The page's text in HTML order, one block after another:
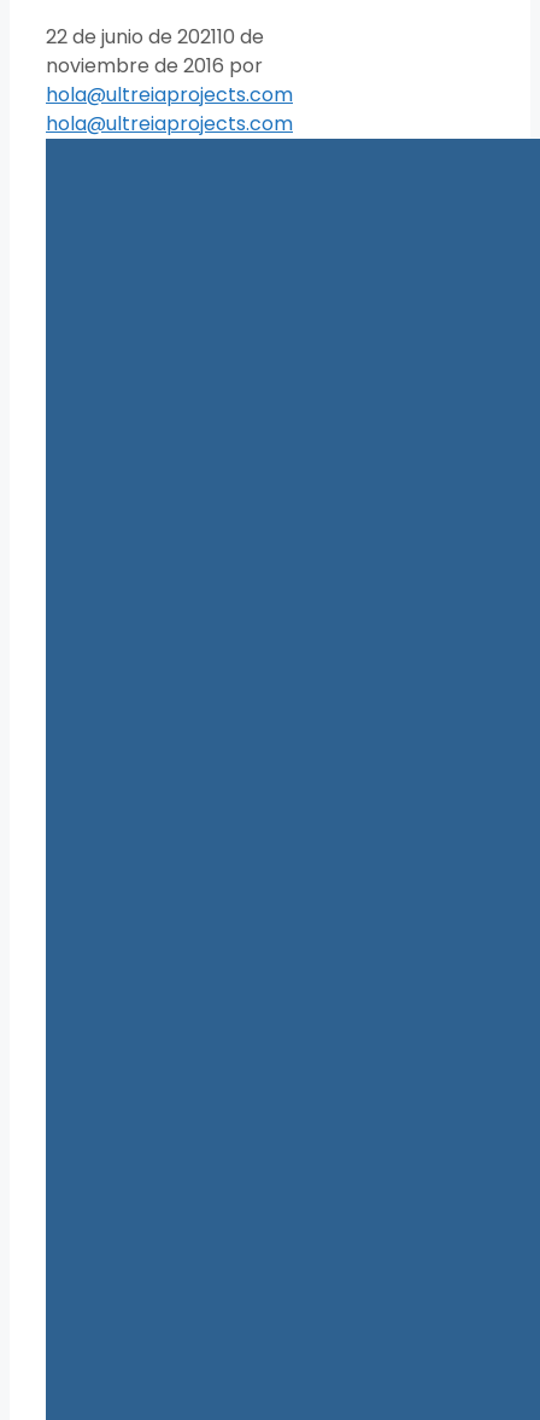
22 de junio de 202110 de
noviembre de 2016 por
hola@ultreiaprojects.com
hola@ultreiaprojects.com